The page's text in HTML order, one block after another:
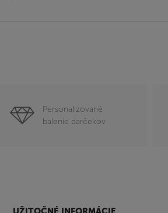
Personalizované
balenie darčekov